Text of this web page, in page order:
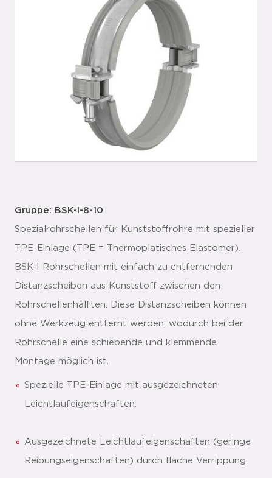
Gruppe: BSK-I-8-10
Spezialrohrschellen für Kunststoffrohre mit spezieller
TPE-Einlage (TPE = Thermoplatisches Elastomer).
BSK-I Rohrschellen mit einfach zu entfernenden
Distanzscheiben aus Kunststoff zwischen den
Rohrschellenhälften. Diese Distanzscheiben können
ohne Werkzeug entfernt werden, wodurch bei der
Rohrschelle eine schiebende und klemmende
Montage möglich ist.
Spezielle TPE-Einlage mit ausgezeichneten
Leichtlaufeigenschaften.
Ausgezeichnete Leichtlaufeigenschaften (geringe
Reibungseigenschaften) durch flache Verrippung.